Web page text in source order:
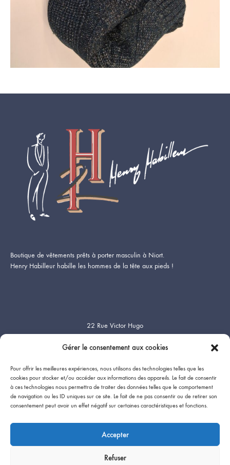
Gérer le consentement aux cookies
Pour offrir les meilleures expériences, nous utilisons des technologies telles que les
cookies pour stocker et/ou accéder aux informations des appareils. Le fait de consentir
à ces technologies nous permettra de traiter des données telles que le comportement
de navigation ou les ID uniques sur ce site. Le fait de ne pas consentir ou de retirer son
consentement peut avoir un effet négatif sur certaines caractéristiques et fonctions.
Accepter
Refuser
Boutique de vêtements prêts à porter masculin à Niort.
Henry Habilleur habille les hommes de la tête aux pieds !
22 Rue Victor Hugo
79000 Niort
Heures d’ouverture:
Du Mardi au Samedi
09:15-12:00 / 14:00- 19:00
Fermé le dimanche & le lundi
Politique de cookies (UE)